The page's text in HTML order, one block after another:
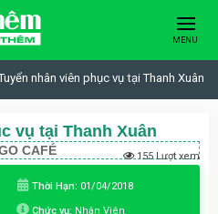
MENU
nhân viên phục vụ tại Thanh Xuân
vụ tại Thanh Xuân
CAFÉ 155 Lượt xem
Thời Hạn: 01/04/2018
Chức vụ: Nhân Viên